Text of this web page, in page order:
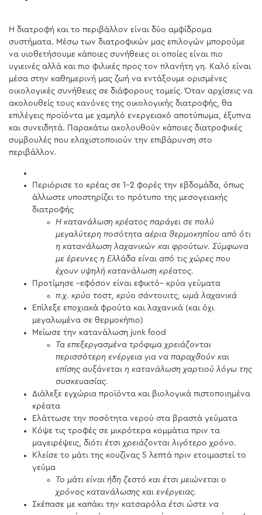
Η διατροφή και το περιβάλλον είναι δύο αμφίδρομα
συστήματα. Μέσω των διατροφικών μας επιλογών μπορούμε
να υιοθετήσουμε κάποιες συνήθειες οι οποίες είναι πιο
υγιεινές αλλά και πιο φιλικές προς τον πλανήτη γη. Καλό είναι
μέσα στην καθημερινή μας ζωή να εντάξουμε ορισμένες
οικολογικές συνήθειες σε διάφορους τομείς. Όταν αρχίσεις να
ακολουθείς τους κανόνες της οικολογικής διατροφής, θα
επιλέγεις προϊόντα με χαμηλό ενεργειακό αποτύπωμα, έξυπνα
και συνειδητά. Παρακάτω ακολουθούν κάποιες διατροφικές
συμβουλές που ελαχιστοποιούν την επιβάρυνση στο
περιβάλλον.
Περιόρισε το κρέας σε 1-2 φορές την εβδομάδα, όπως
άλλωστε υποστηρίζει το πρότυπο της μεσογειακής
διατροφής
Η κατανάλωση κρέατος παράγει σε πολύ
μεγαλύτερη ποσότητα αέρια θερμοκηπίου από ότι
η κατανάλωση λαχανικών και φρούτων. Σύμφωνα
με έρευνες η Ελλάδα είναι από τις χώρες που
έχουν υψηλή κατανάλωση κρέατος.
Προτίμησε –εφόσον είναι εφικτό– κρύα γεύματα
π.χ. κρύο τοστ, κρύο σάντουιτς, ωμά λαχανικά
Επίλεξε εποχιακά φρούτα και λαχανικά (και όχι
μεγαλωμένα σε θερμοκήπιο)
Μείωσε την κατανάλωση junk food
Τα επεξεργασμένα τρόφιμα χρειάζονται
περισσότερη ενέργεια για να παραχθούν και
επίσης αυξάνεται η κατανάλωση χαρτιού λόγω της
συσκευασίας.
Διάλεξε εγχώρια προϊόντα και βιολογικά πιστοποιημένα
κρέατα
Ελάττωσε την ποσότητα νερού στα βραστά γεύματα
Κόψε τις τροφές σε μικρότερα κομμάτια πριν τα
μαγειρέψεις, διότι έτσι χρειάζονται λιγότερο χρόνο.
Κλείσε το μάτι της κουζίνας 5 λεπτά πριν ετοιμαστεί το
γεύμα
Το μάτι είναι ήδη ζεστό και έτσι μειώνεται ο
χρόνος κατανάλωσης και ενέργειας.
Σκέπασε με καπάκι την κατσαρόλα έτσι ώστε να